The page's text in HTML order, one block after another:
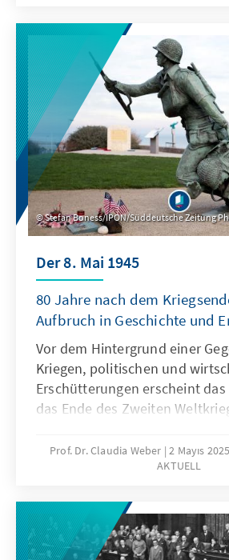
Trend wirksam entgegentreten
Mittelpunkt steht dabei die
Demokratie und politische
widerstandsfähig gegenüber
Versuchungen bleiben können.
Stefan Boness/IPON/Süddeutsche Zeitung
Der 8. Mai 1945
80 Jahre nach dem
Aufbruch in Geschichte und
Vor dem Hintergrund einer
Kriegen, politischen und
Erschütterungen erscheint das
das Ende des Zweiten
die Schrecken dieser Zeit
einem neuen Krieg bewahren.
Claudia Weber mit der Frage,
Erinnerung verändert und vor
Herausforderungen das
Prof. Dr. Claudia Weber 2 Mayıs 2025
AKTUELL